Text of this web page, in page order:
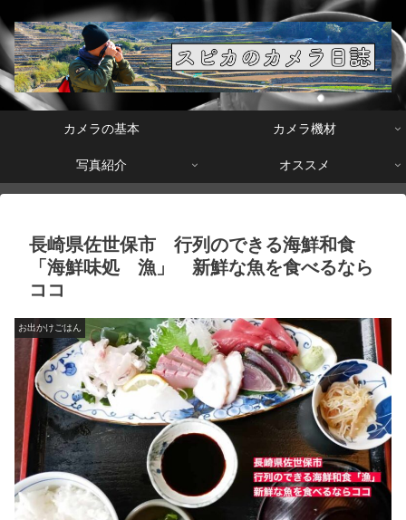
カメラの基本 カメラ機材
写真紹介 オススメ
長崎県佐世保市 行列のできる海鮮和食
「海鮮味処 漁」 新鮮な魚を食べるなら
ココ
お出かけごはん